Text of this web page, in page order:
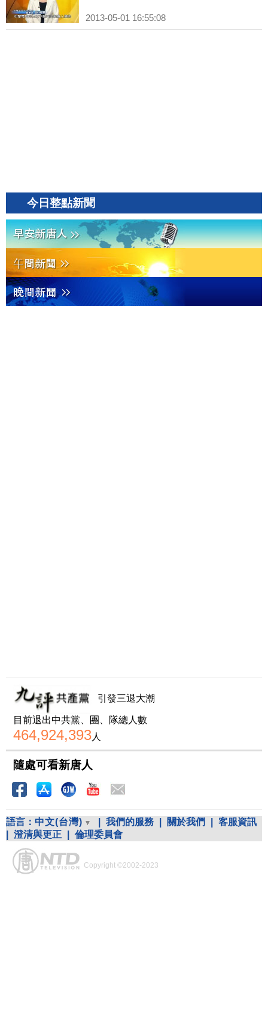
2013-05-01 16:55:08
今日整點新聞
引發三退大潮
目前退出中共黨、團、隊總人數
464,924,393人
隨處可看新唐人
語言： 中文(台灣) 我們的服務 關於我們
客服資訊
澄清與更正 倫理委員會
Copyright ©2002-2023